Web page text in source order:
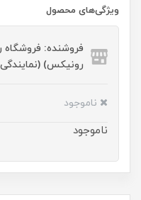
ویژگی‌های محصول
فروشنده: فروشگاه
رونیکس)
ناموجود
ناموجود